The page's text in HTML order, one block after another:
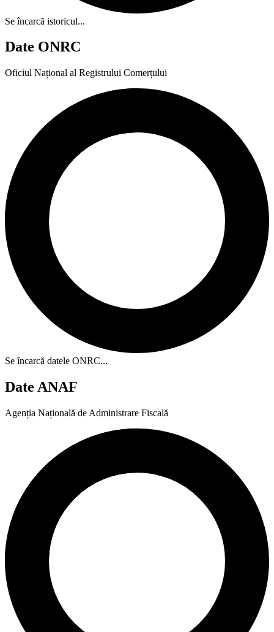
Se încarcă istoricul...
Date ONRC
Oficiul Național al Registrului Comerțului
Se încarcă datele ONRC...
Date ANAF
Agenția Națională de Administrare Fiscală